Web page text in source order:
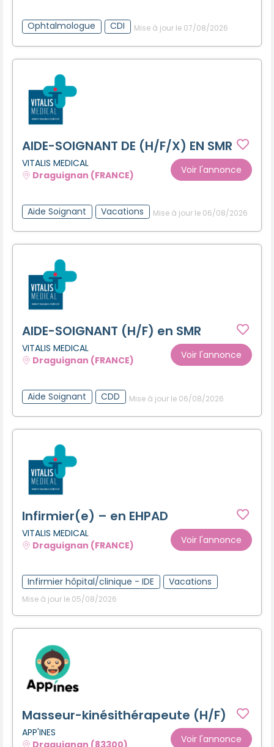
Ophtalmologue CDI Mise à jour le 07/08/2026
AIDE-SOIGNANT DE (H/F/X) EN SMR
VITALIS MEDICAL
Draguignan (FRANCE)
Voir l'annonce
Aide Soignant Vacations Mise à jour le 06/08/2026
AIDE-SOIGNANT (H/F) en SMR
VITALIS MEDICAL
Draguignan (FRANCE)
Voir l'annonce
Aide Soignant CDD Mise à jour le 06/08/2026
Infirmier(e) – en EHPAD
VITALIS MEDICAL
Draguignan (FRANCE)
Voir l'annonce
Infirmier hôpital/clinique - IDE Vacations
Mise à jour le 05/08/2026
Masseur-kinésithérapeute (H/F)
APP'INES
Voir l'annonce